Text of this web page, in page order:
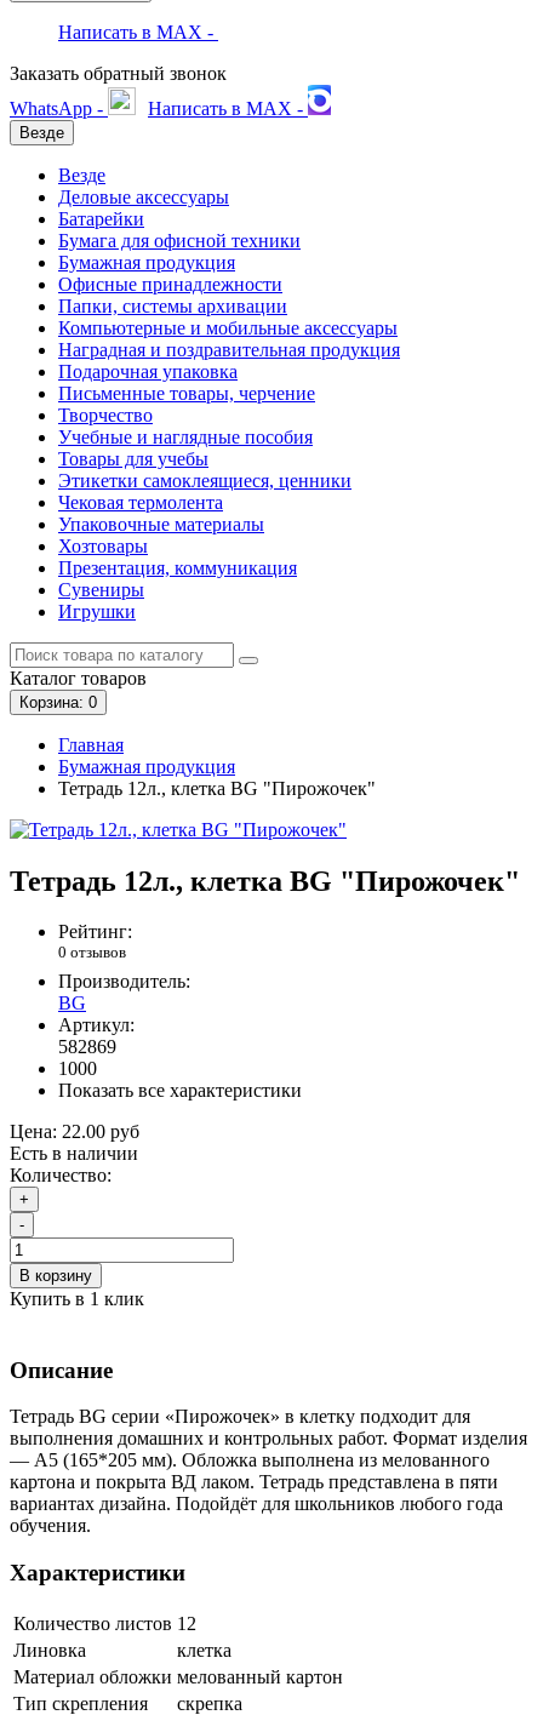
Написать в MAX -
Заказать обратный звонок
WhatsApp -
Написать в MAX -
Везде
Везде
Деловые аксессуары
Батарейки
Бумага для офисной техники
Бумажная продукция
Офисные принадлежности
Папки, системы архивации
Компьютерные и мобильные аксессуары
Наградная и поздравительная продукция
Подарочная упаковка
Письменные товары, черчение
Творчество
Учебные и наглядные пособия
Товары для учебы
Этикетки самоклеящиеся, ценники
Чековая термолента
Упаковочные материалы
Хозтовары
Презентация, коммуникация
Сувениры
Игрушки
Каталог товаров
Корзина: 0
Главная
Бумажная продукция
Тетрадь 12л., клетка BG "Пирожочек"
Тетрадь 12л., клетка BG "Пирожочек"
Рейтинг:
0 отзывов
Производитель:
BG
Артикул:
582869
1000
Показать все характеристики
Цена: 22.00 руб
Есть в наличии
Количество:
+
-
В корзину
Купить в 1 клик
Описание
Тетрадь BG серии «Пирожочек» в клетку подходит для
выполнения домашних и контрольных работ. Формат изделия
— А5 (165*205 мм). Обложка выполнена из мелованного
картона и покрыта ВД лаком. Тетрадь представлена в пяти
вариантах дизайна. Подойдёт для школьников любого года
обучения.
Характеристики
Количество листов 12
Линовка
клетка
Материал обложки мелованный картон
Тип скрепления
скрепка